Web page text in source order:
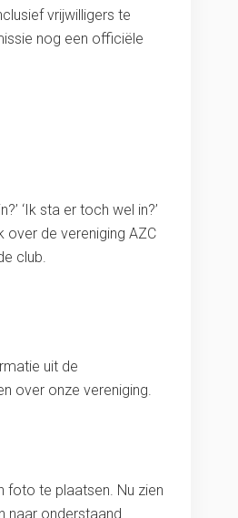
vrijwilligers te
nog een officiële
‘Ik sta er toch wel in?’
over de vereniging AZC
club.
uit de
over onze vereniging.
foto te plaatsen. Nu zien
naar onderstaand